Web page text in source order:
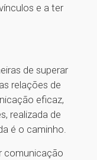
e a ter
de superar
relações de
eficaz,
realizada de
é o caminho.
comunicação